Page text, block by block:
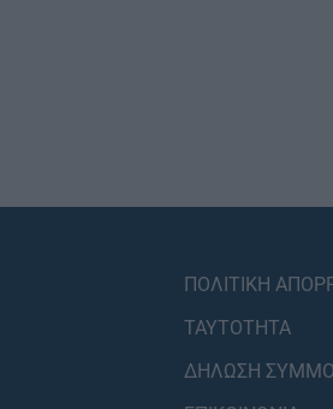
ΠΟΛΙΤΙΚΗ
ΤΑΥΤΟΤΗΤΑ
ΔΗΛΩΣΗ